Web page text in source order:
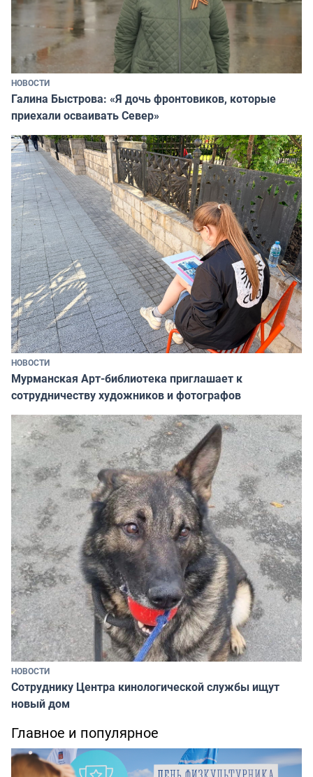
НОВОСТИ
Галина Быстрова: «Я дочь фронтовиков, которые
приехали осваивать Север»
НОВОСТИ
Мурманская Арт-библиотека приглашает к
сотрудничеству художников и фотографов
НОВОСТИ
Сотруднику Центра кинологической службы ищут
новый дом
Главное и популярное